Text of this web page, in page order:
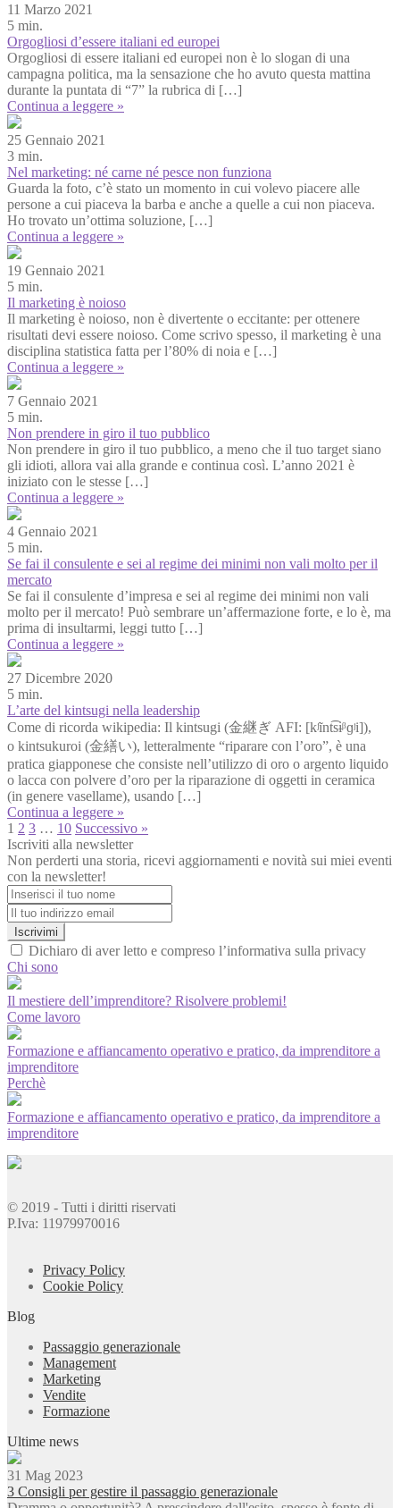
11 Marzo 2021
5 min.
Orgogliosi d’essere italiani ed europei
Orgogliosi di essere italiani ed europei non è lo slogan di una
campagna politica, ma la sensazione che ho avuto questa mattina
durante la puntata di “7” la rubrica di […]
Continua a leggere »
25 Gennaio 2021
3 min.
Nel marketing: né carne né pesce non funziona
Guarda la foto, c’è stato un momento in cui volevo piacere alle
persone a cui piaceva la barba e anche a quelle a cui non piaceva.
Ho trovato un’ottima soluzione, […]
Continua a leggere »
19 Gennaio 2021
5 min.
Il marketing è noioso
Il marketing è noioso, non è divertente o eccitante: per ottenere
risultati devi essere noioso. Come scrivo spesso, il marketing è una
disciplina statistica fatta per l’80% di noia e […]
Continua a leggere »
7 Gennaio 2021
5 min.
Non prendere in giro il tuo pubblico
Non prendere in giro il tuo pubblico, a meno che il tuo target siano
gli idioti, allora vai alla grande e continua così. L’anno 2021 è
iniziato con le stesse […]
Continua a leggere »
4 Gennaio 2021
5 min.
Se fai il consulente e sei al regime dei minimi non vali molto per il
mercato
Se fai il consulente d’impresa e sei al regime dei minimi non vali
molto per il mercato! Può sembrare un’affermazione forte, e lo è, ma
prima di insultarmi, leggi tutto […]
Continua a leggere »
27 Dicembre 2020
5 min.
L’arte del kintsugi nella leadership
Come di ricorda wikipedia: Il kintsugi (金継ぎ AFI: [kʲĩnt͡sɨᵝɡʲi]),
o kintsukuroi (金繕い), letteralmente “riparare con l’oro”, è una
pratica giapponese che consiste nell’utilizzo di oro o argento liquido
o lacca con polvere d’oro per la riparazione di oggetti in ceramica
(in genere vasellame), usando […]
Continua a leggere »
1 2 3 … 10 Successivo »
Iscriviti alla newsletter
Non perderti una storia, ricevi aggiornamenti e novità sui miei eventi
con la newsletter!
Iscrivimi
Dichiaro di aver letto e compreso l’informativa sulla privacy
Chi sono
Il mestiere dell’imprenditore? Risolvere problemi!
Come lavoro
Formazione e affiancamento operativo e pratico, da imprenditore a
imprenditore
Perchè
Formazione e affiancamento operativo e pratico, da imprenditore a
imprenditore
© 2019 - Tutti i diritti riservati
P.Iva: 11979970016
Privacy Policy
Cookie Policy
Blog
Passaggio generazionale
Management
Marketing
Vendite
Formazione
Ultime news
31 Mag 2023
3 Consigli per gestire il passaggio generazionale